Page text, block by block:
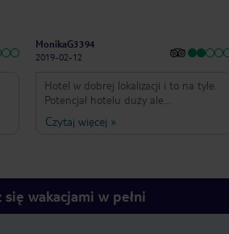
MonikaG3394
2019-02-12
Hotel w dobrej lokalizacji i to na tyle.
Potencjał hotelu duży ale
niewykorzystany. Kucharz ma chyba
zadanie - truć jedzeniem które
tym czasie nie wyglądają już
apetycznie. Coś strasznego ! Strefa
Czytaj więcej »
wakacjami w pełni